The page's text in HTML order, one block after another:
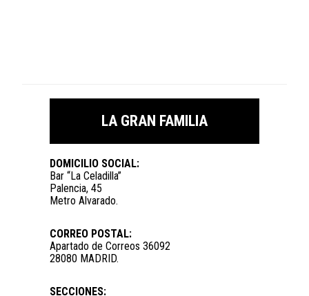
LA GRAN FAMILIA
DOMICILIO SOCIAL:
Bar “La Celadilla”
Palencia, 45
Metro Alvarado.
CORREO POSTAL:
Apartado de Correos 36092
28080 MADRID.
SECCIONES: